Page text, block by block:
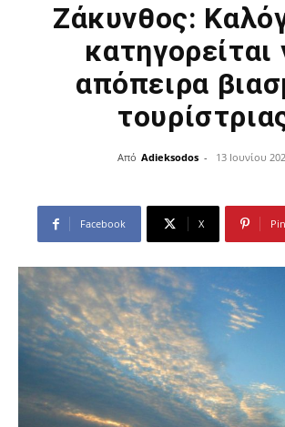
Ζάκυνθος:
κατηγορείται
απόπειρα
Από Adieksodos - 13 Ιουνίου
Facebook X